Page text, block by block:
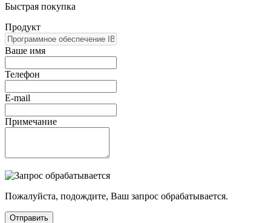
Быстрая покупка
Продукт
Ваше имя
Телефон
E-mail
Примечание
Пожалуйста, подождите, Ваш запрос обрабатывается.
Отправить